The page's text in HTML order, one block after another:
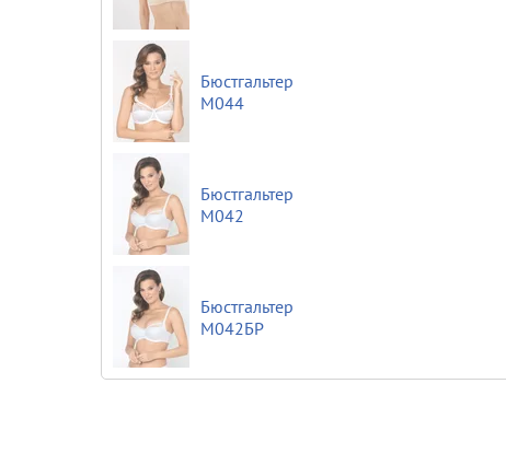
Бюстгальтер
М044
Бюстгальтер
М042
Бюстгальтер
М042БР